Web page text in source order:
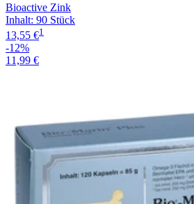
Bioactive Zink
Inhalt: 90 Stück
13,55 €1
-12%
11,99 €